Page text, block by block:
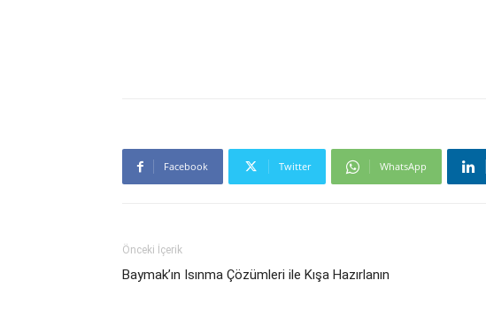
Facebook Twitter WhatsApp
Önceki İçerik
Baymak’ın Isınma Çözümleri ile Kışa Hazırlanın